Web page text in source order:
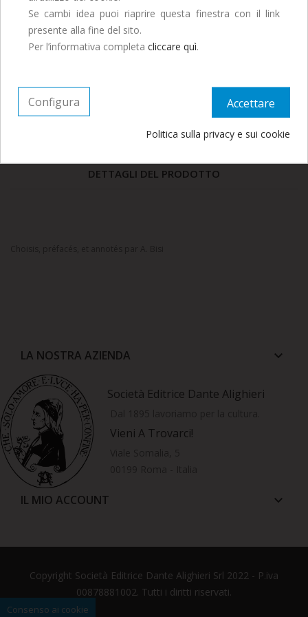
Aggiungi Al Carrello
Condividi Pinterest
DETTAGLI DEL PRODOTTO
LA NOSTRA AZIENDA keyboard_arrow_down
Società Editrice Dante Alighieri
Vieni A Trovarci!
IL MIO ACCOUNT keyboard_arrow_down
Copyright Società Editrice Dante Alighieri Srl 2022 - P.iva
00878881002. Tutti i diritti riservati.
Se cambi idea puoi riaprire questa finestra con il link
presente alla fine del sito.
Per l’informativa completa cliccare quì.
Accettare
Configura
Politica sulla privacy e sui cookie
Consenso ai cookie
Continua ad ordinare, le spedizioni
riprenderanno a Settembre.